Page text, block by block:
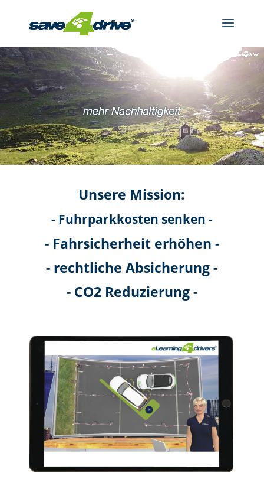
Video-
Player
Unsere Mission:
- Fuhrparkkosten senken -
- Fahrsicherheit erhöhen -
- rechtliche Absicherung -
- CO2 Reduzierung -